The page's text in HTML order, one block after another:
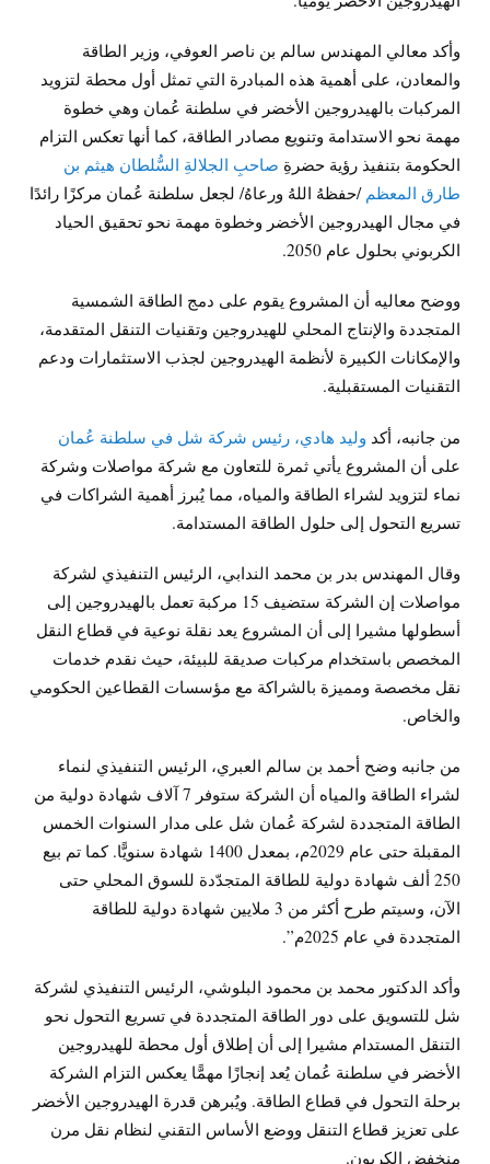
وأكد معالي المهندس سالم بن ناصر العوفي، وزير الطاقة
والمعادن، على أهمية هذه المبادرة التي تمثل أول محطة لتزويد
المركبات بالهيدروجين الأخضر في سلطنة عُمان وهي خطوة
مهمة نحو الاستدامة وتنويع مصادر الطاقة، كما أنها تعكس التزام
الحكومة بتنفيذ رؤية حضرةِ صاحبِ الجلالةِ السُّلطان هيثم بن
طارق المعظم /حفظهُ اللهُ ورعاهُ/ لجعل سلطنة عُمان مركزًا رائدًا
في مجال الهيدروجين الأخضر وخطوة مهمة نحو تحقيق الحياد
الكربوني بحلول عام 2050.
ووضح معاليه أن المشروع يقوم على دمج الطاقة الشمسية
المتجددة والإنتاج المحلي للهيدروجين وتقنيات التنقل المتقدمة،
والإمكانات الكبيرة لأنظمة الهيدروجين لجذب الاستثمارات ودعم
التقنيات المستقبلية.
من جانبه، أكد وليد هادي، رئيس شركة شل في سلطنة عُمان
على أن المشروع يأتي ثمرة للتعاون مع شركة مواصلات وشركة
نماء لتزويد لشراء الطاقة والمياه، مما يُبرز أهمية الشراكات في
تسريع التحول إلى حلول الطاقة المستدامة.
وقال المهندس بدر بن محمد الندابي، الرئيس التنفيذي لشركة
مواصلات إن الشركة ستضيف 15 مركبة تعمل بالهيدروجين إلى
أسطولها مشيرا إلى أن المشروع يعد نقلة نوعية في قطاع النقل
المخصص باستخدام مركبات صديقة للبيئة، حيث نقدم خدمات
نقل مخصصة ومميزة بالشراكة مع مؤسسات القطاعين الحكومي
والخاص.
من جانبه وضح أحمد بن سالم العبري، الرئيس التنفيذي لنماء
لشراء الطاقة والمياه أن الشركة ستوفر 7 آلاف شهادة دولية من
الطاقة المتجددة لشركة عُمان شل على مدار السنوات الخمس
المقبلة حتى عام 2029م، بمعدل 1400 شهادة سنويًّا. كما تم بيع
250 ألف شهادة دولية للطاقة المتجدّدة للسوق المحلي حتى
الآن، وسيتم طرح أكثر من 3 ملايين شهادة دولية للطاقة
المتجددة في عام 2025م”.
وأكد الدكتور محمد بن محمود البلوشي، الرئيس التنفيذي لشركة
شل للتسويق على دور الطاقة المتجددة في تسريع التحول نحو
التنقل المستدام مشيرا إلى أن إطلاق أول محطة للهيدروجين
الأخضر في سلطنة عُمان يُعد إنجازًا مهمًّا يعكس التزام الشركة
برحلة التحول في قطاع الطاقة. ويُبرهن قدرة الهيدروجين الأخضر
على تعزيز قطاع التنقل ووضع الأساس التقني لنظام نقل مرن
منخفض الكربون.